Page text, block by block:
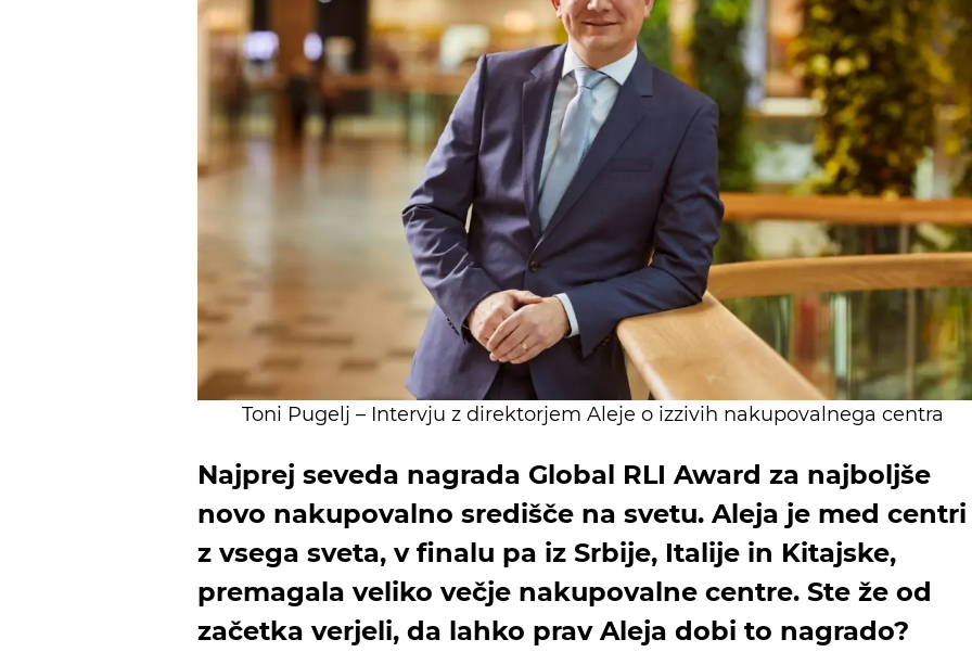
Toni Pugelj – Intervju z direktorjem Aleje o izzivih nakupovalnega centra
Najprej seveda nagrada Global RLI Award za najboljše
novo nakupovalno središče na svetu. Aleja je med centri
z vsega sveta, v finalu pa iz Srbije, Italije in Kitajske,
premagala veliko večje nakupovalne centre. Ste že od
začetka verjeli, da lahko prav Aleja dobi to nagrado?